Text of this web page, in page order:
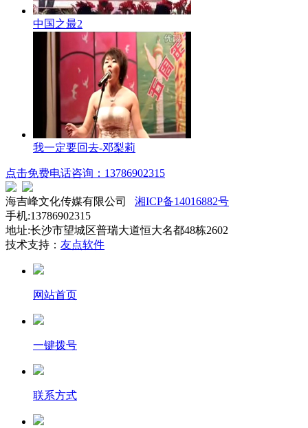
中国之最2
我一定要回去-邓梨莉
点击免费电话咨询：13786902315
海吉峰文化传媒有限公司 湘ICP备14016882号
手机:13786902315
地址:长沙市望城区普瑞大道恒大名都48栋2602
技术支持： 友点软件
网站首页
一键拨号
联系方式